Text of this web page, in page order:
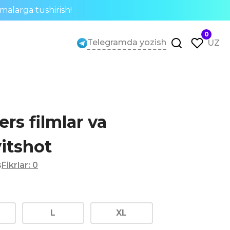
tushirish!
Telegramda yozish
0
UZ
filmlar va
Fikrlar: 0
L XL